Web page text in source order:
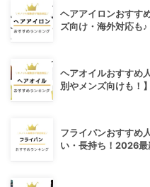
ヘアアイロンおすす
ズ向け・海外対応も♪
ヘアオイルおすすめ
別やメンズ向けも！】
フライパンおすすめ
い・長持ち！2026最